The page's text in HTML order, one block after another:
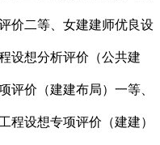
价二等、女建建师优良设
设想分析评价（公共建
评价（建建布局）一等、
程设想专项评价（建建）